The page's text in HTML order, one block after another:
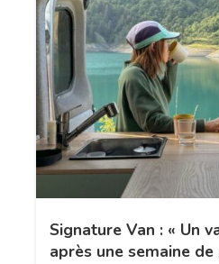
Signature Van : « Un
après une semaine de